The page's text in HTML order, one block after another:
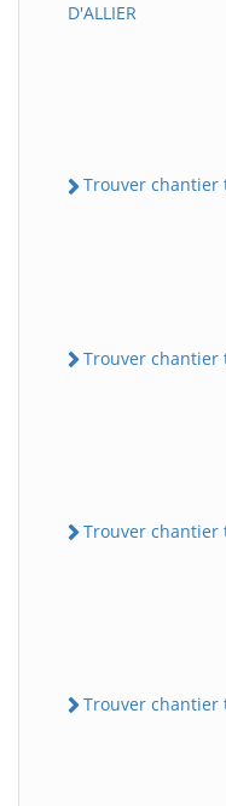
D'ALLIER
Trouver chantier
Trouver chantier
Trouver chantier
Trouver chantier